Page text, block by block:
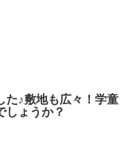
た♪敷地も広々！学童
しょうか？